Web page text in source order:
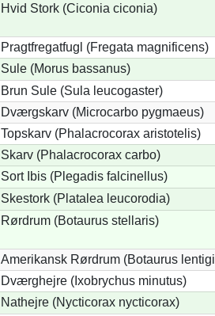
Hvid Stork (Ciconia ciconia)
Pragtfregatfugl (Fregata magnificens)
Sule (Morus bassanus)
Brun Sule (Sula leucogaster)
Dværgskarv (Microcarbo pygmaeus)
Topskarv (Phalacrocorax aristotelis)
Skarv (Phalacrocorax carbo)
Sort Ibis (Plegadis falcinellus)
Skestork (Platalea leucorodia)
Rørdrum (Botaurus stellaris)
Amerikansk Rørdrum (Botaurus
Dværghejre (Ixobrychus minutus)
Nathejre (Nycticorax nycticorax)